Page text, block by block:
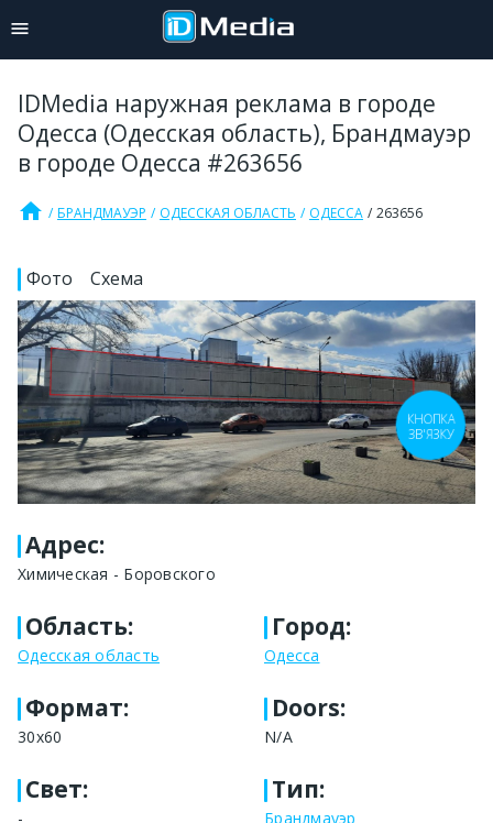
IDMedia наружная реклама в городе
Одесса (Одесская область), Брандмауэр
в городе Одесса #263656
home БРАНДМАУЭР ОДЕССКАЯ ОБЛАСТЬ ОДЕССА 263656
Фото Схема
Адрес:
Химическая - Боровского
Область:
Одесская область
Город:
Одесса
Формат:
30х60
Doors:
N/A
Свет:
-
Тип:
Брандмауэр
КНОПКА
ЗВ'ЯЗКУ